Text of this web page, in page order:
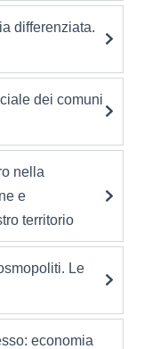
differenziata.
dei comuni
nella
e
territorio
Le
economia